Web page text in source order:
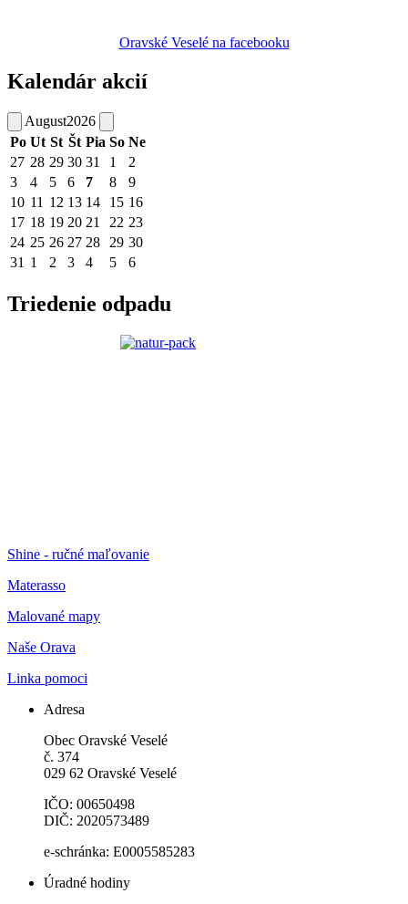
Oravské Veselé na facebooku
Kalendár akcií
August2026
Po Ut St Št Pia So Ne
27 28 29 30 31 1
2
3
4 5 6 7 8
9
10 11 12 13 14 15 16
17 18 19 20 21 22 23
24 25 26 27 28 29 30
31 1 2 3 4 5 6
Triedenie odpadu
Shine - ručné maľovanie
Materasso
Malované mapy
Naše Orava
Linka pomoci
Adresa
Obec Oravské Veselé
č. 374
029 62 Oravské Veselé
IČO: 00650498
DIČ: 2020573489
e-schránka: E0005585283
Úradné hodiny